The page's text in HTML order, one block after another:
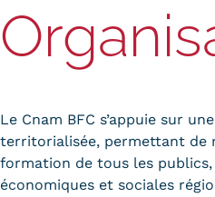
Le Cnam BFC s’appuie sur
territorialisée, permettant de
formation de tous les
économiques et sociales